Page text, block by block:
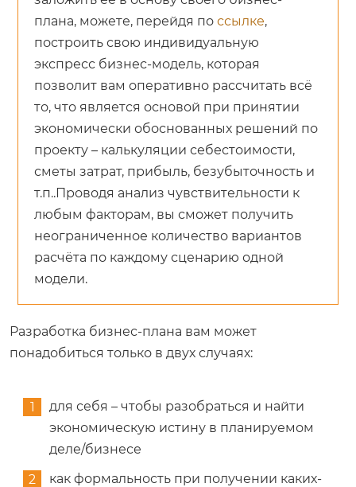
плана, можете, перейдя по ссылке,
построить свою индивидуальную
экспресс бизнес-модель, которая
позволит вам оперативно рассчитать всё
то, что является основой при принятии
экономически обоснованных решений по
проекту – калькуляции себестоимости,
сметы затрат, прибыль, безубыточность и
т.п..Проводя анализ чувствительности к
любым факторам, вы сможет получить
неограниченное количество вариантов
расчёта по каждому сценарию одной
модели.
Разработка бизнес-плана вам может
понадобиться только в двух случаях:
для себя – чтобы разобраться и найти
экономическую истину в планируемом
деле/бизнесе
как формальность при получении каких-